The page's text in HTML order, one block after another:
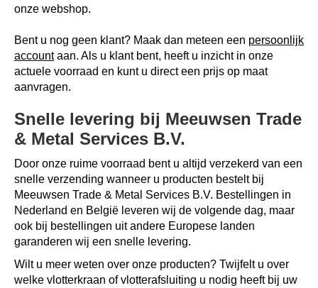
onze webshop.
Bent u nog geen klant? Maak dan meteen een persoonlijk
accountaan. Als u klant bent, heeft u inzicht in onze
actuele voorraad en kunt u direct een prijs op maat
aanvragen.
Snelle levering bij Meeuwsen Trade
& Metal Services B.V.
Door onze ruime voorraad bent u altijd verzekerd van een
snelle verzending wanneer u producten bestelt bij
Meeuwsen Trade & Metal Services B.V. Bestellingen in
Nederland en België leveren wij de volgende dag, maar
ook bij bestellingen uit andere Europese landen
garanderen wij een snelle levering.
Wilt u meer weten over onze producten? Twijfelt u over
welke vlotterkraan of vlotterafsluiting u nodig heeft bij uw